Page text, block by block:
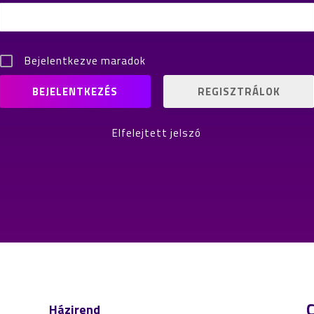
Bejelentkezve maradok
REGISZTRÁLOK
Elfelejtett jelszó
Házirend